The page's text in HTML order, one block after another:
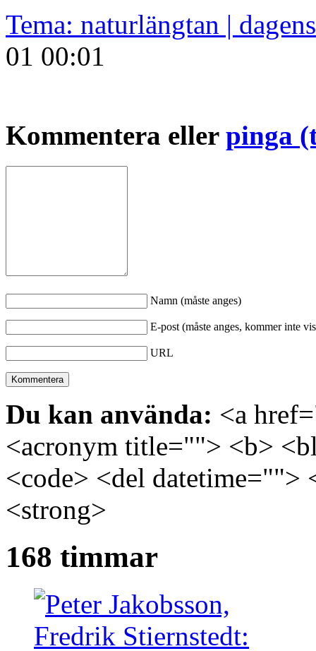
Tema: naturlängtan |
01 00:01
Kommentera eller pinga
Namn (måste anges)
E-post (måste anges, kommer inte
URL
Du kan använda: <a
<acronym title=""> <b>
<code> <del
<strong>
168 timmar